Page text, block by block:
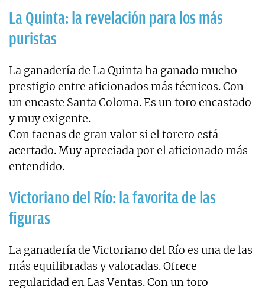
La Quinta: la revelación para los más
puristas
La ganadería de La Quinta ha ganado mucho
prestigio entre aficionados más técnicos. Con
un encaste Santa Coloma. Es un toro encastado
y muy exigente.
Con faenas de gran valor si el torero está
acertado. Muy apreciada por el aficionado más
entendido.
Victoriano del Río: la favorita de las
figuras
La ganadería de Victoriano del Río es una de las
más equilibradas y valoradas. Ofrece
regularidad en Las Ventas. Con un toro